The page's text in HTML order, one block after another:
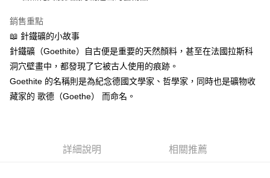
全家取貨付款
每筆NT$80，滿NT$3,000(含以上)免運費
7-11取貨付款
賣家宅配幫您送（台灣）
每筆NT$80，滿NT$3,000(含以上)免運費
銷售重點
📖 針鐵礦的小故事
針鐵礦（Goethite）自古便是重要的天然顏料，甚至在法國拉斯科
洞穴壁畫中，都發現了它被古人使用的痕跡。
Goethite 的名稱則是為紀念德國文學家、哲學家，同時也是礦物收
藏家的 歌德（Goethe） 而命名。
詳細說明 相關推薦